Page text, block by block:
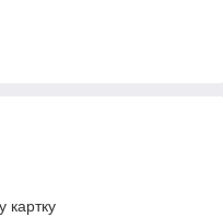
картку